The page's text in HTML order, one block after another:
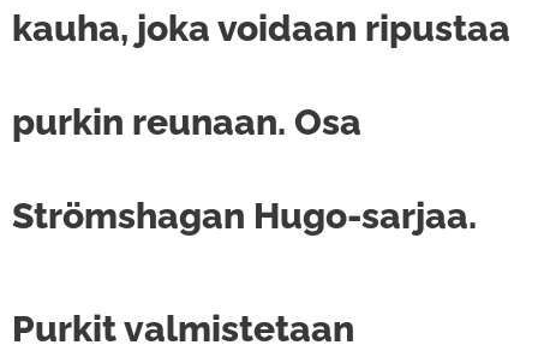
kauha, joka voidaan ripustaa
purkin reunaan. Osa
Strömshagan Hugo-sarjaa.
Purkit valmistetaan